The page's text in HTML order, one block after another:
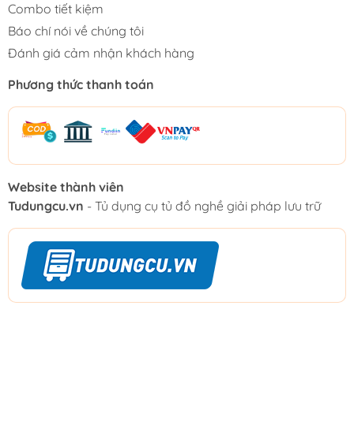
Combo tiết kiệm
Báo chí nói về chúng tôi
Đánh giá cảm nhận khách hàng
Phương thức thanh toán
Website thành viên
Tudungcu.vn - Tủ dụng cụ tủ đồ nghề giải pháp lưu trữ